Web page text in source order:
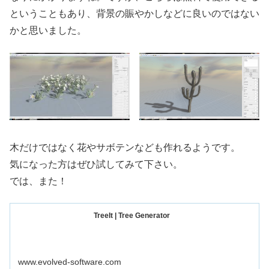
ということもあり、背景の賑やかしなどに良いのではない
かと思いました。
木だけではなく花やサボテンなども作れるようです。
気になった方はぜひ試してみて下さい。
では、また！
TreeIt | Tree Generator
www.evolved-software.com